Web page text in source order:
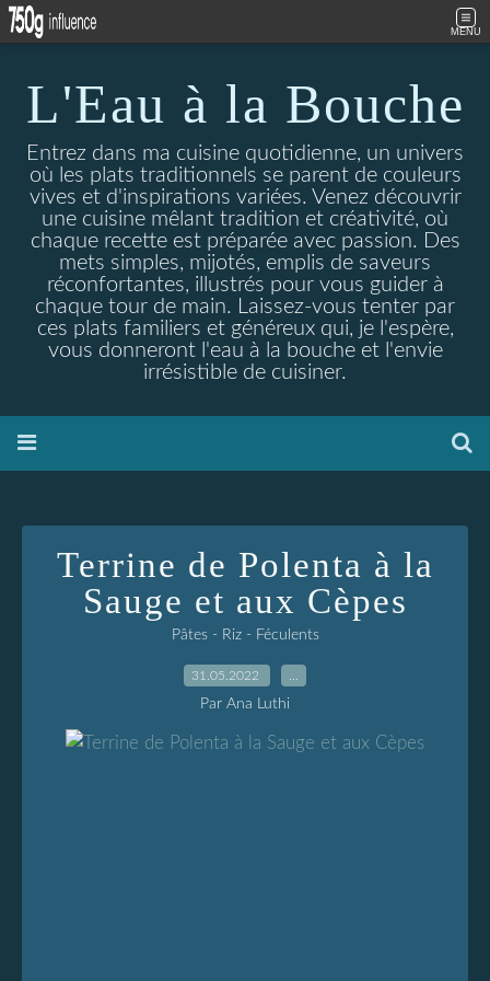
MENU
L'Eau à la Bouche
Entrez dans ma cuisine quotidienne, un univers
où les plats traditionnels se parent de couleurs
vives et d'inspirations variées. Venez découvrir
une cuisine mêlant tradition et créativité, où
chaque recette est préparée avec passion. Des
mets simples, mijotés, emplis de saveurs
réconfortantes, illustrés pour vous guider à
chaque tour de main. Laissez-vous tenter par
ces plats familiers et généreux qui, je l'espère,
vous donneront l'eau à la bouche et l'envie
irrésistible de cuisiner.
Terrine de Polenta à la
Sauge et aux Cèpes
Pâtes - Riz - Féculents
31.05.2022
Par Ana Luthi